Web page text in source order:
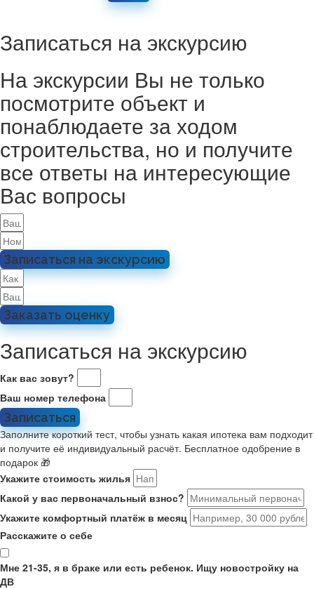
Записаться на экскурсию
На экскурсии Вы не только
посмотрите объект и
понаблюдаете за ходом
строительства, но и получите
все ответы на интересующие
Вас вопросы
Записаться на экскурсию
Заказать оценку
Записаться на экскурсию
Как вас зовут?
Ваш номер телефона
Записаться
Заполните короткий тест, чтобы узнать какая ипотека вам подходит
и получите её индивидуальный расчёт. Бесплатное одобрение в
подарок 🎁
Укажите стоимость жилья
Какой у вас первоначальный взнос?
Укажите комфортный платёж в месяц
Расскажите о себе
Мне 21-35, я в браке или есть ребенок. Ищу новостройку на
ДВ